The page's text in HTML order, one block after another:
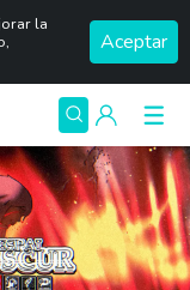
la
Aceptar